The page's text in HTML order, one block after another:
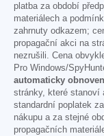
platba za období
materiálech a
zahrnuty odkazem;
propagační akci na
nezrušili. Cena
Pro Windows/
automaticky
stránky, které stanoví
standardní poplatek
nákupu a za stejné
propagačních